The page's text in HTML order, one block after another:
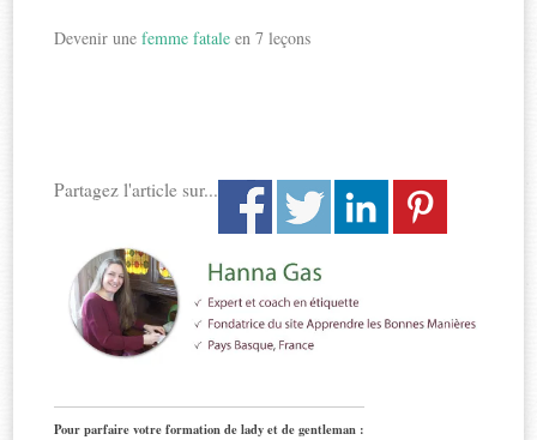
Devenir unefemme fatale en 7 leçons
Partagez l'article sur...
Pour parfaire votre formation de lady et de gentleman :